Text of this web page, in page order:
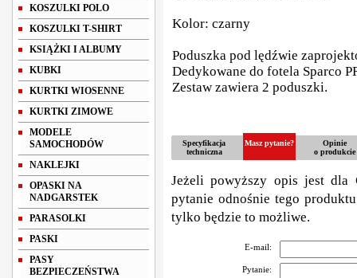
KOSZULKI POLO
KOSZULKI T-SHIRT
KSIĄŻKI I ALBUMY
KUBKI
KURTKI WIOSENNE
KURTKI ZIMOWE
MODELE
SAMOCHODÓW
NAKLEJKI
OPASKI NA
NADGARSTEK
PARASOLKI
PASKI
PASY
BEZPIECZEŃSTWA
Kolor: czarny
Poduszka pod lędźwie
Dedykowane do fotela Sparco
Zestaw zawiera 2 poduszki.
Specyfikacja
techniczna
Masz pytanie?
Opinie
o produkcie
Jeżeli powyższy opis jest dla
pytanie odnośnie tego
tylko będzie to możliwe.
E-mail:
Pytanie: